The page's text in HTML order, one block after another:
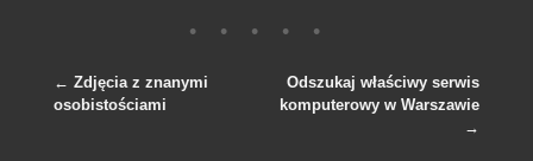
← Zdjęcia z znanymi
osobistościami
Odszukaj właściwy serwis
komputerowy w Warszawie
→